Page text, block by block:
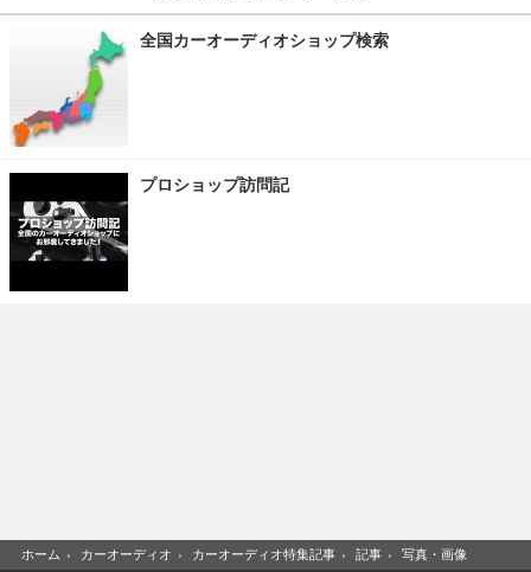
全国カーオーディオショップ検索
プロショップ訪問記
ホーム › カーオーディオ › カーオーディオ特集記事 › 記事 › 写真・画像